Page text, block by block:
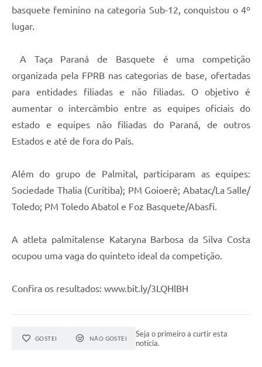
basquete feminino na categoria Sub-12, conquistou o 4º
lugar.
A Taça Paraná de Basquete é uma competição
organizada pela FPRB nas categorias de base, ofertadas
para entidades filiadas e não filiadas. O objetivo é
aumentar o intercâmbio entre as equipes oficiais do
estado e equipes não filiadas do Paraná, de outros
Estados e até de fora do País.
Além do grupo de Palmital, participaram as equipes:
Sociedade Thalia (Curitiba); PM Goioerê; Abatac/La Salle/
Toledo; PM Toledo Abatol e Foz Basquete/Abasfi.
A atleta palmitalense Kataryna Barbosa da Silva Costa
ocupou uma vaga do quinteto ideal da competição.
Confira os resultados: www.bit.ly/3LQHlBH
GOSTEI NÃO GOSTEI
Seja o primeiro a curtir esta
notícia.